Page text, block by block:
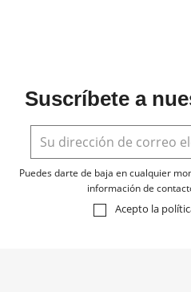
Suscríbete a
Puedes darte de baja en cualquier
información de
Acepto la